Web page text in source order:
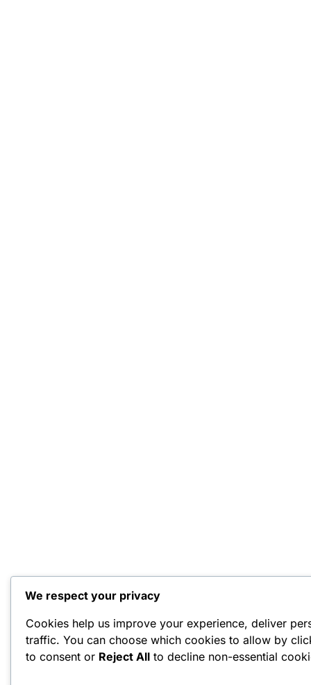
We respect your privacy
Cookies help us improve your experience, deliver
traffic. You can choose which cookies to allow by
to consent or Reject All to decline non-essential